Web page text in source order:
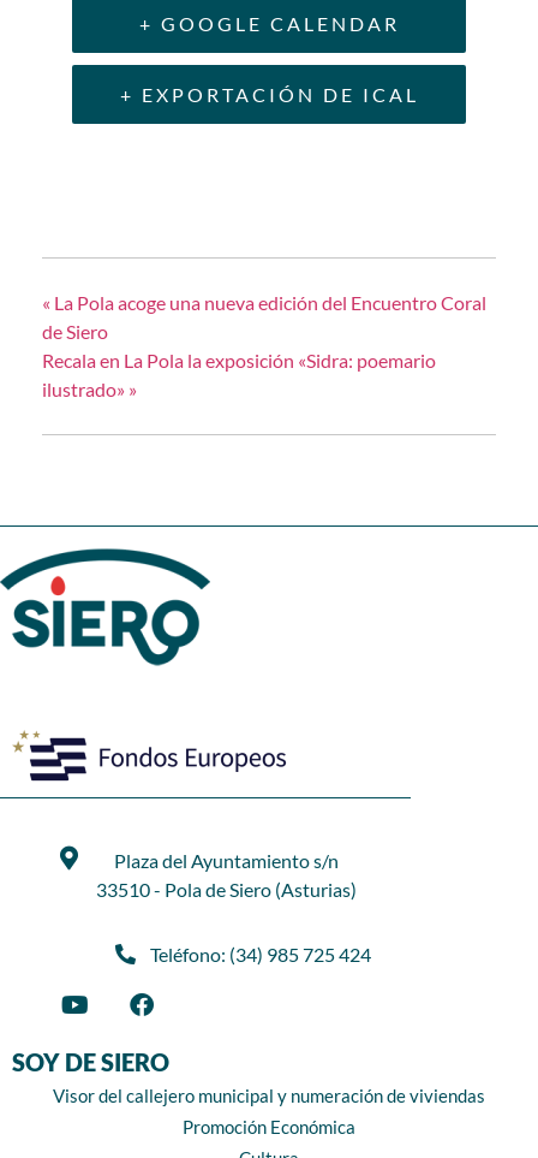
+ GOOGLE CALENDAR
+ EXPORTACIÓN DE ICAL
« La Pola acoge una nueva edición del Encuentro Coral
de Siero
Recala en La Pola la exposición «Sidra: poemario
ilustrado» »
Plaza del Ayuntamiento s/n
33510 - Pola de Siero (Asturias)
Teléfono: (34) 985 725 424
SOY DE SIERO
Visor del callejero municipal y numeración de viviendas
Promoción Económica